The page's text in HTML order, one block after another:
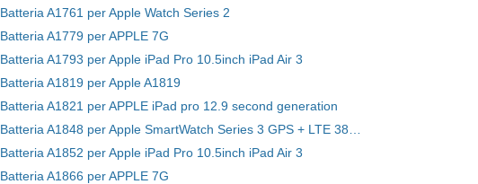
Batteria A1761 per Apple Watch Series 2
Batteria A1779 per APPLE 7G
Batteria A1793 per Apple iPad Pro 10.5inch iPad Air 3
Batteria A1819 per Apple A1819
Batteria A1821 per APPLE iPad pro 12.9 second generation
Batteria A1852 per Apple iPad Pro 10.5inch iPad Air 3
Batteria A1866 per APPLE 7G